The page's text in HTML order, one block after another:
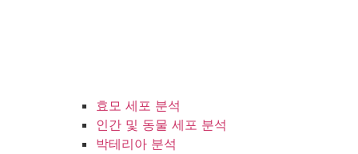
효모 세포 분석
인간 및 동물 세포 분석
박테리아 분석